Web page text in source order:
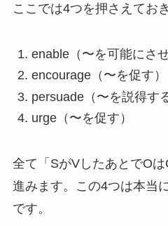
ここでは4つを押さえてお
enable（〜を可能にさせ
encourage（〜を促す）
persuade（〜を説得す
urge（〜を促す）
全て「SがVしたあとでO
進みます。この4つは本当
です。